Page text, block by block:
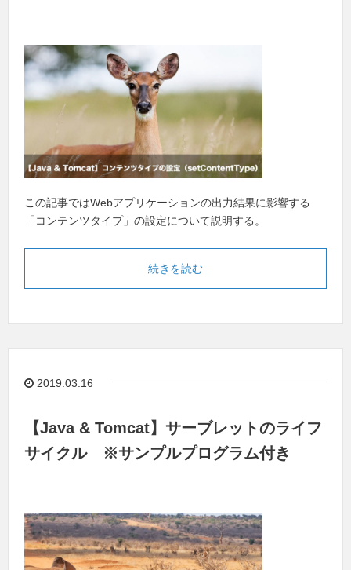
この記事ではWebアプリケーションの出力結果に影響する
「コンテンツタイプ」の設定について説明する。
続きを読む
2019.03.16
【Java & Tomcat】サーブレットのライフ
サイクル ※サンプルプログラム付き